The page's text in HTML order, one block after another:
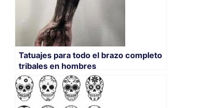
Tatuajes para todo el brazo completo
tribales en hombres